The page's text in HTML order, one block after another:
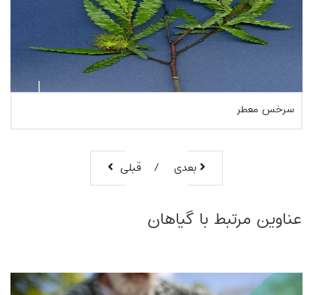
بیشتر بخوانیم
انگور فرنگی سیلان یا کیتمبیلا
قبلی بعدی
عناوین مرتبط با گیاهان